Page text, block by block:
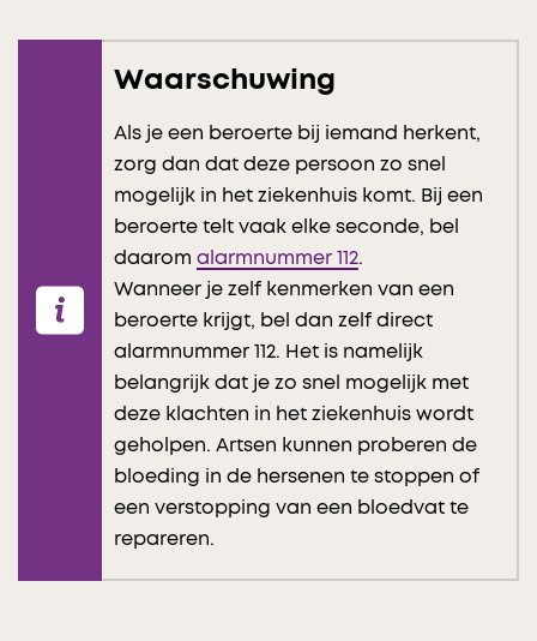
Waarschuwing
Als je een beroerte bij iemand herkent,
zorg dan dat deze persoon zo snel
mogelijk in het ziekenhuis komt. Bij een
beroerte telt vaak elke seconde, bel
daarom alarmnummer 112.
Wanneer je zelf kenmerken van een
beroerte krijgt, bel dan zelf direct
alarmnummer 112. Het is namelijk
belangrijk dat je zo snel mogelijk met
deze klachten in het ziekenhuis wordt
geholpen. Artsen kunnen proberen de
bloeding in de hersenen te stoppen of
een verstopping van een bloedvat te
repareren.